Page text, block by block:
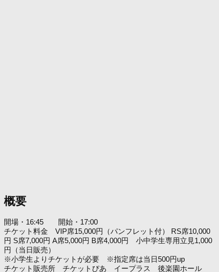
概要
開場・16:45 開始・17:00
チケット料金 VIP席15,000円（パンフレット付） RS席10,000
円 S席7,000円 A席5,000円 B席4,000円 小中学生専用立見1,000
円（当日販売）
※小学生よりチケットが必要 ※指定席は当日500円up
チケット販売所 チケットぴあ イープラス 後楽園ホール